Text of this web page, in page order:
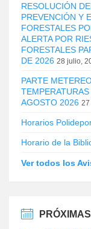
RESOLUCIÓN
PREVENCIÓN Y
FORESTALES
ALERTA POR
FORESTALES
DE 2026 28 julio,
PARTE
AGOSTO 2026 27
Horarios
Horario de la
Ver todos los